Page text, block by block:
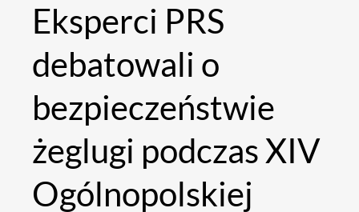
Eksperci PRS
debatowali o
bezpieczeństwie
żeglugi podczas XIV
Ogólnopolskiej